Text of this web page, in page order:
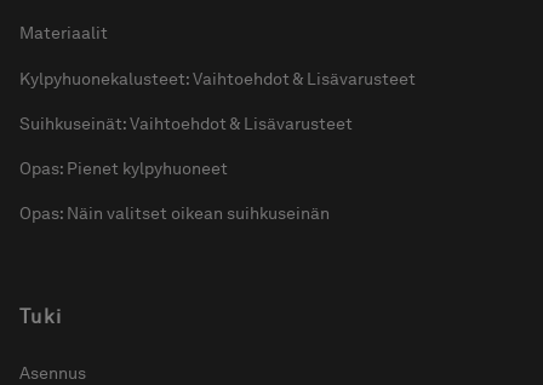
Materiaalit
Kylpyhuonekalusteet: Vaihtoehdot & Lisävarusteet
Suihkuseinät: Vaihtoehdot & Lisävarusteet
Opas: Pienet kylpyhuoneet
Opas: Näin valitset oikean suihkuseinän
Tuki
Asennus